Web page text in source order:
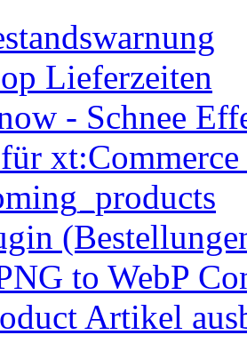
Lieferzeiten
- Schnee
to WebP
Artikel